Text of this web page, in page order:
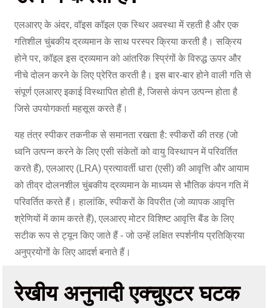
एलआरए के अंदर, वॉइस कॉइल एक स्थिर अवस्था में रहती है और एक
गतिशील चुंबकीय द्रव्यमान के साथ परस्पर क्रिया करती है। सक्रिय
होने पर, कॉइल इस द्रव्यमान को आंतरिक स्प्रिंगों के विरुद्ध ऊपर और
नीचे दोलन करने के लिए प्रेरित करती है। इस बार-बार होने वाली गति से
संपूर्ण एलआरए इकाई विस्थापित होती है, जिससे कंपन उत्पन्न होता है
जिसे उपयोगकर्ता महसूस करते हैं।
यह तंत्र स्पीकर तकनीक से समानता रखता है: स्पीकरों की तरह (जो
ध्वनि उत्पन्न करने के लिए एसी संकेतों को वायु विस्थापन में परिवर्तित
करते हैं), एलआरए (LRA) प्रत्यावर्ती धारा (एसी) की आवृत्ति और आयाम
को तीव्र दोलनशील चुंबकीय द्रव्यमान के माध्यम से भौतिक कंपन गति में
परिवर्तित करते हैं। हालांकि, स्पीकरों के विपरीत (जो व्यापक आवृत्ति
श्रेणियों में काम करते हैं), एलआरए मोटर विशिष्ट आवृत्ति बैंड के लिए
सटीक रूप से ट्यून किए जाते हैं - जो उन्हें लक्षित स्पर्शनीय प्रतिक्रिया
अनुप्रयोगों के लिए आदर्श बनाते हैं।
रेखीय अनुनादी एक्चुएटर घटक